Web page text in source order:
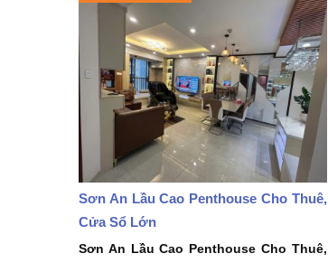
Sơn An Lầu Cao Penthouse Cho Thuê,
Cửa Sổ Lớn
Sơn An Lầu Cao Penthouse Cho Thuê,